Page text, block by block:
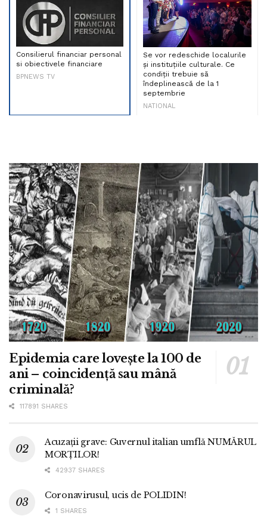
Consilierul financiar personal
si obiectivele financiare
BPNEWS TV
Se vor redeschide localurile
și instituțiile culturale. Ce
condiții trebuie să
îndeplinească de la 1
septembrie
NATIONAL
Epidemia care lovește la 100 de
ani – coincidență sau mână
criminală?
117891 SHARES
Acuzații grave: Guvernul italian umflă NUMĂRUL
MORȚILOR!
42937 SHARES
Coronavirusul, ucis de POLIDIN!
1 SHARES